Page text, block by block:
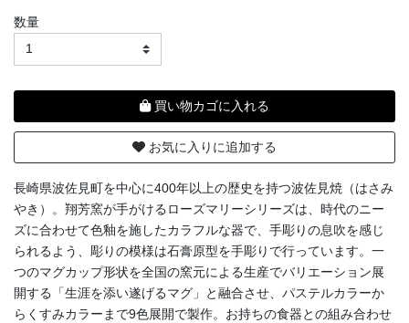
長崎県波佐見町を中心に400年以上の歴史を持つ波佐見焼（はさみ
やき）。翔芳窯が手がけるローズマリーシリーズは、時代のニー
ズに合わせて色釉を施したカラフルな器で、手彫りの息吹を感じ
られるよう、彫りの模様は石膏原型を手彫りで行っています。一
つのマグカップ形状を全国の窯元による生産でバリエーション展
開する「生涯を添い遂げるマグ」と融合させ、パステルカラーか
らくすみカラーまで9色展開で製作。お持ちの食器との組み合わせ
数量
買い物カゴに入れる
お気に入りに追加する